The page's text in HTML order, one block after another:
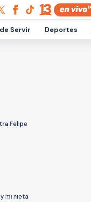
Servir Deportes
Felipe
mi nieta